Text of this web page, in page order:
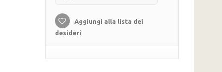
Aggiungi alla lista dei
desideri